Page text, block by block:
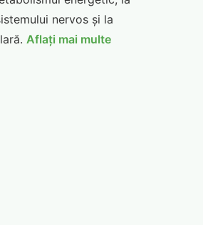
nervos și la
Aflați mai multe